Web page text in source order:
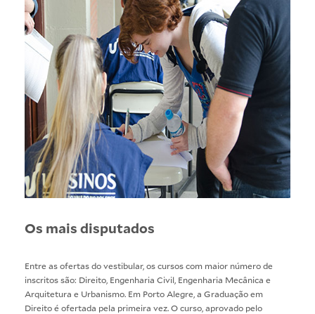
Os mais disputados
Entre as ofertas do vestibular, os cursos com maior número de
inscritos são: Direito Engenharia Civil Engenharia Mecânica e
Arquitetura e Urbanismo. Em Porto Alegre, a Graduação em
Direito é ofertada pela primeira vez. O curso, aprovado pelo